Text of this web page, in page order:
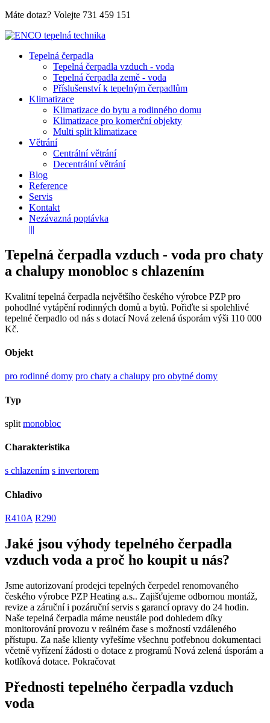
Máte dotaz? Volejte 731 459 151
Tepelná čerpadla
Tepelná čerpadla vzduch - voda
Tepelná čerpadla země - voda
Příslušenství k tepelným čerpadlům
Klimatizace
Klimatizace do bytu a rodinného domu
Klimatizace pro komerční objekty
Multi split klimatizace
Větrání
Centrální větrání
Decentrální větrání
Blog
Reference
Servis
Kontakt
Nezávazná poptávka
|||
Tepelná čerpadla vzduch - voda pro chaty
a chalupy monobloc s chlazením
Kvalitní tepelná čerpadla největšího českého výrobce PZP pro
pohodlné vytápění rodinných domů a bytů. Pořiďte si spolehlivé
tepelné čerpadlo od nás s dotací Nová zelená úsporám výši 110 000
Kč.
Objekt
pro rodinné domy pro chaty a chalupy pro obytné domy
Typ
split monobloc
Charakteristika
s chlazením s invertorem
Chladivo
R410A R290
Jaké jsou výhody tepelného čerpadla
vzduch voda a proč ho koupit u nás?
Jsme autorizovaní prodejci tepelných čerpedel renomovaného
českého výrobce PZP Heating a.s.. Zajišťujeme odbornou montáž,
revize a záruční i pozáruční servis s garancí opravy do 24 hodin.
Naše tepelná čerpadla máme neustále pod dohledem díky
monitorování provozu v reálném čase s možností vzdáleného
přístupu. Za naše klienty vyřešíme všechnu potřebnou dokumentaci
včetně vyřízení žádosti o dotace z programů Nová zelená úsporám a
kotlíková dotace. Pokračovat
Přednosti tepelného čerpadla vzduch
voda